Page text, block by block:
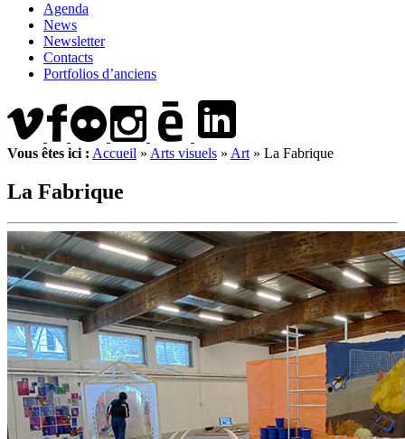
Agenda
News
Newsletter
Contacts
Portfolios d’anciens
Vous êtes ici : Accueil » Arts visuels » Art » La Fabrique
La Fabrique